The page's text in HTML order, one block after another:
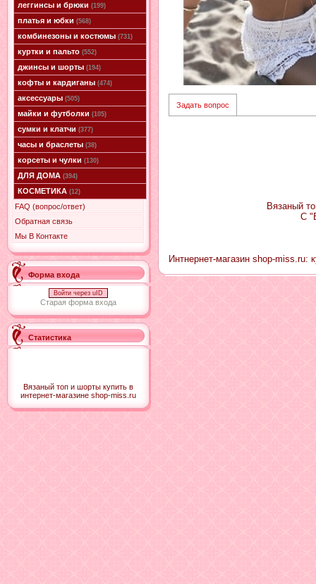
леггинсы и брюки (199)
платья и юбки (568)
комбинезоны и костюмы (731)
куртки и пальто (552)
джинсы и шорты (194)
кофты и кардиганы (474)
аксессуары (505)
майки и футболки (105)
сумки и клатчи (377)
часы и браслеты (38)
корсеты и чулки (130)
ДЛЯ ДОМА (394)
КОСМЕТИКА (12)
FAQ (вопрос/ответ)
Обратная связь
Мы В Контакте
Форма входа
Войти через uID
Старая форма входа
Статистика
Вязаный топ и шорты купить в
интернет-магазине shop-miss.ru
Задать вопрос
Вязаный
С
Интнернет-магазин shop-miss.ru: